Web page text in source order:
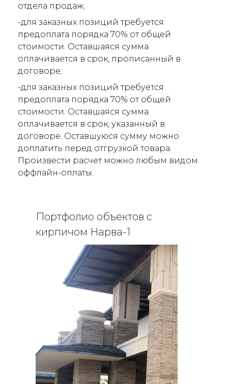
отдела продаж;
-для заказных позиций требуется
предоплата порядка 70% от общей
стоимости. Оставшаяся сумма
оплачивается в срок, прописанный в
договоре;
-для заказных позиций требуется
предоплата порядка 70% от общей
стоимости. Оставшаяся сумма
оплачивается в срок, указанный в
договоре. Оставшуюся сумму можно
доплатить перед отгрузкой товара.
Произвести расчет можно любым видом
оффлайн-оплаты.
Портфолио объектов с
кирпичом Нарва-1